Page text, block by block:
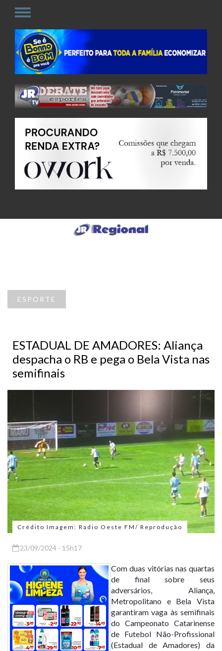
ESPORTE
ESTADUAL DE AMADORES: Aliança
despacha o RB e pega o Bela Vista nas
semifinais
Crédito Imagem: Radio Oeste FM/ Reprodução
23/09/2024 - 15h17
Com duas vitórias nas quartas
de final sobre seus
adversários, Aliança,
Metropolitano e Bela Vista
garantiram vaga às semifinais
do Campeonato Catarinense
de Futebol Não-Profissional
(Estadual de Amadores) da